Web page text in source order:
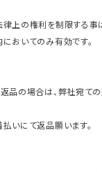
上の権利を制限する事
おいてのみ有効です。
品の場合は、弊社宛て
いにて返品願います。